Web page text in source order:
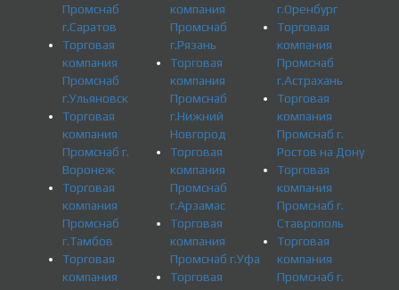
Промснаб
г.Саратов
Торговая
компания
Промснаб
г.Ульяновск
Торговая
компания
Промснаб г.
Воронеж
Торговая
компания
Промснаб
г.Тамбов
Торговая
компания
компания
Промснаб
г.Рязань
Торговая
компания
Промснаб
г.Нижний
Новгород
Торговая
компания
Промснаб
г.Арзамас
Торговая
компания
Промснаб г.Уфа
Торговая
г.Оренбург
Торговая
компания
Промснаб
г.Астрахань
Торговая
компания
Промснаб г.
Ростов на Дону
Торговая
компания
Промснаб г.
Ставрополь
Торговая
компания
Промснаб г.